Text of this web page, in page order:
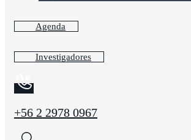
Agenda
Investigadores
+56 2 2978 0967